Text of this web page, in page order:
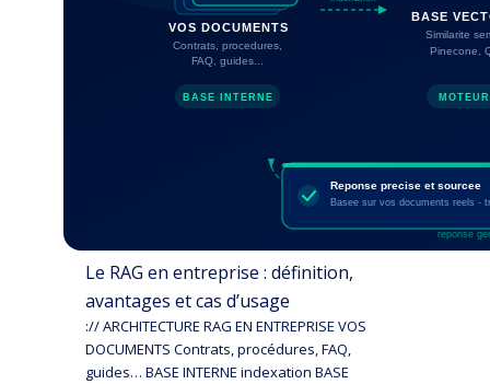
Le RAG en entreprise : définition,
avantages et cas d’usage
:// ARCHITECTURE RAG EN ENTREPRISE VOS
DOCUMENTS Contrats, procédures, FAQ,
guides… BASE INTERNE indexation BASE